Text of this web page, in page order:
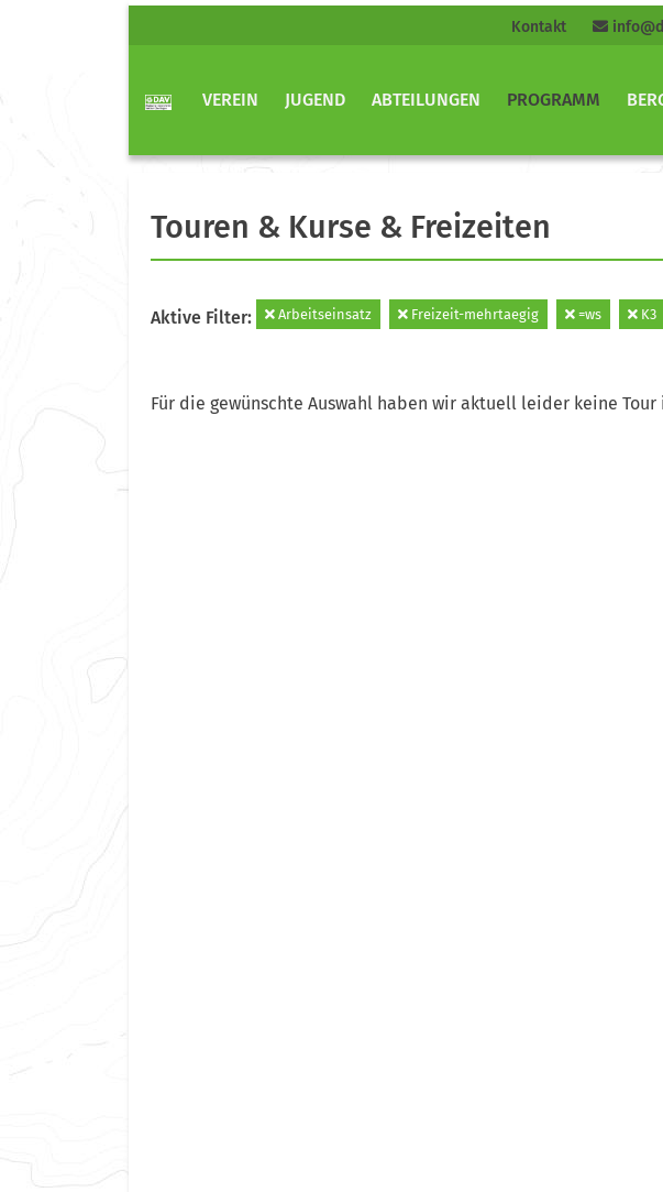
Kontakt
VEREIN JUGEND ABTEILUNGEN PROGRAMM
Touren & Kurse & Freizeiten
Aktive Filter: Arbeitseinsatz Freizeit-mehrtaegig =ws K3
Für die gewünschte Auswahl haben wir aktuell leider keine Tour